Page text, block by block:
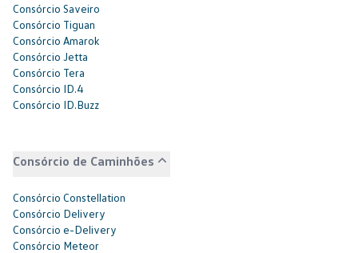
Consórcio Saveiro
Consórcio Tiguan
Consórcio Amarok
Consórcio Jetta
Consórcio Tera
Consórcio ID.4
Consórcio ID.Buzz
Consórcio de Caminhões
Consórcio Constellation
Consórcio Delivery
Consórcio e-Delivery
Consórcio Meteor